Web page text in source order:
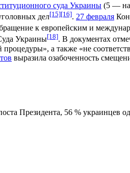
суда Украины (5 —
дел[15][16]. 27 февраля
к европейским и
Украины[18]. В документах
а также «не
выразила озабоченность
Президента, 56 % украинцев